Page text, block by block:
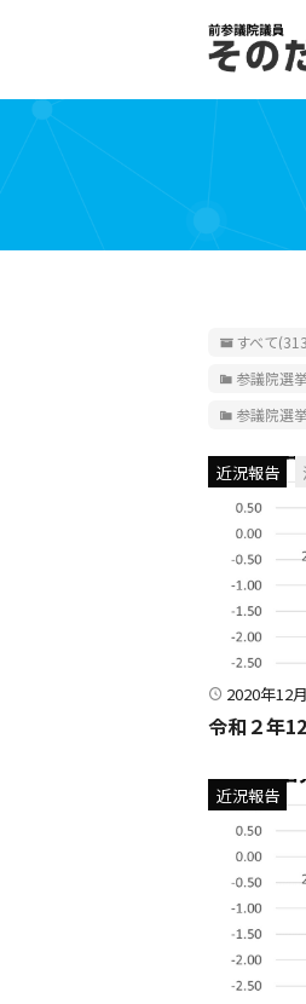
すべて
参議院選
参議院選
2020年12
令和２年
近況報告
近況報告